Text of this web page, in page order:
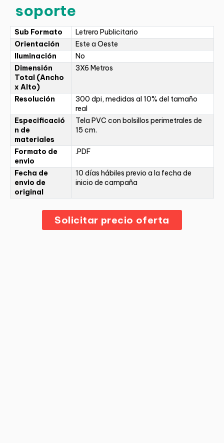
soporte
Sub Formato
Letrero Publicitario
Orientación
Este a Oeste
Iluminación
No
Dimensión
Total (Ancho
x Alto)
3X6 Metros
Resolución
300 dpi, medidas al 10% del tamaño
real
Especificació
n de
materiales
Tela PVC con bolsillos perimetrales de
15 cm.
Formato de
envio
.PDF
Fecha de
envio de
original
10 días hábiles previo a la fecha de
inicio de campaña
Solicitar precio oferta